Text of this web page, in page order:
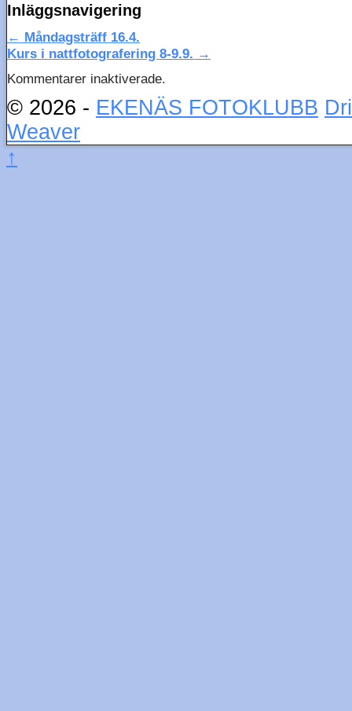
Inläggsnavigering
← Måndagsträff 16.4.
Kurs i nattfotografering 8-9.9. →
Kommentarer inaktiverade.
© 2026 - EKENÄS FOTOKLUBB
Weaver
↑